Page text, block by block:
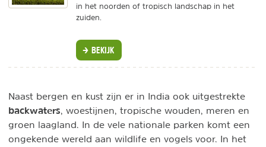
in het noorden of tropisch landschap in het
zuiden.
BEKIJK
Naast bergen en kust zijn er in India ook uitgestrekte
backwaters , woestijnen, tropische wouden, meren en
groen laagland. In de vele nationale parken komt een
ongekende wereld aan wildlife en vogels voor. In het